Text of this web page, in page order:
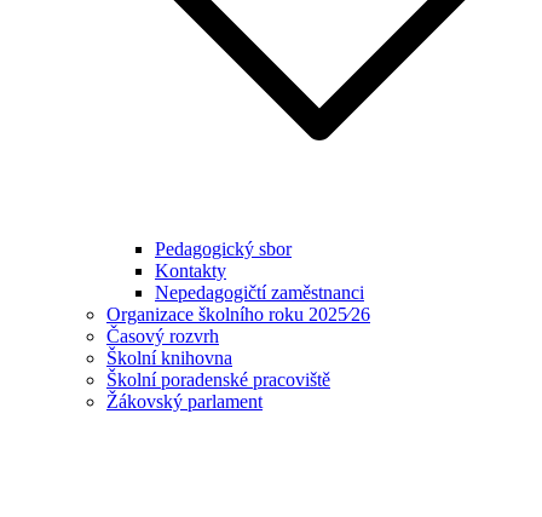
Pedagogický sbor
Kontakty
Nepedagogičtí zaměstnanci
Organizace školního roku 2025⁄26
Časový rozvrh
Školní knihovna
Školní poradenské pracoviště
Žákovský parlament